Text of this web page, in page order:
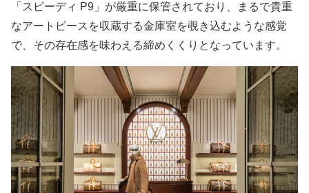
「スピーディ P9」が厳重に保管されており、まるで貴重
なアートピースを収蔵する金庫室を覗き込むような感覚
で、その存在感を味わえる締めくくりとなっています。